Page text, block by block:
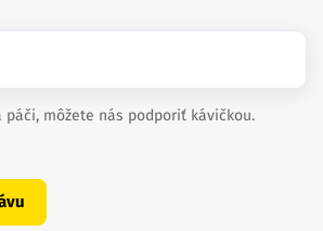
páči, môžete nás podporiť kávičkou.